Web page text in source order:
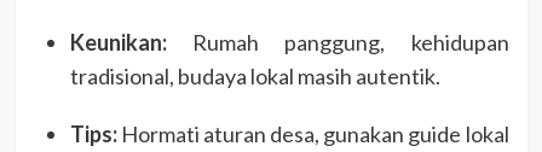
Keunikan:Rumah panggung, kehidupan
tradisional, budaya lokal masih autentik.
Tips:Hormati aturan desa, gunakan guide lokal